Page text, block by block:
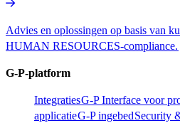
Advies en oplossingen op basis van
HUMAN RESOURCES-compliance.​​
G-P-platform​​
Integraties​​G-P Interface voor
applicatie​​G-P ingebed​​Security